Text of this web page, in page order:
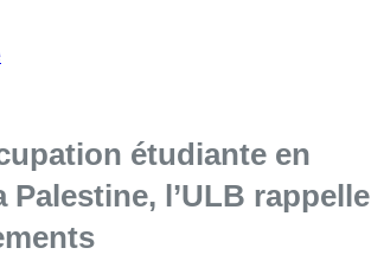
étudiante en
Palestine, l’ULB rappelle